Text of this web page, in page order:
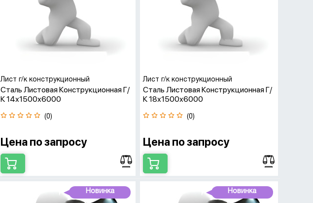
Лист г/к конструкционный
Сталь Листовая Конструкционная Г/
К 14х1500х6000
(0)
Цена по запросу
Лист г/к конструкционный
Сталь Листовая Конструкционная Г/
К 18х1500х6000
(0)
Цена по запросу
Новинка Новинка